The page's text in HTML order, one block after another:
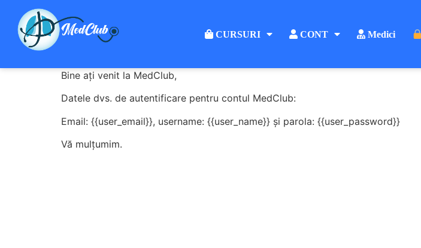
CURSURI CONT Medici
Bine ați venit la MedClub,
Datele dvs. de autentificare pentru contul MedClub:
Email: {{user_email}}, username: {{user_name}} și parola: {{user_password}}
Vă mulțumim.